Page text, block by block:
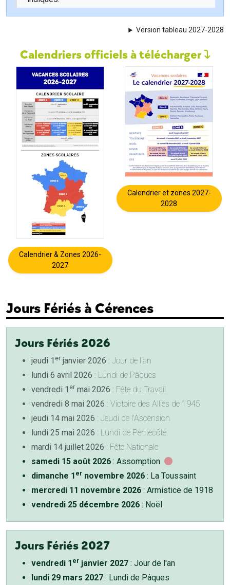
Version tableau 2027-2028
Calendriers officiels à télécharger
Calendrier & Zones 2026-
2027
Calendrier et zones 2027-
2028
Jours Fériés à Cérences
Jours Fériés 2026
jeudi 1 er janvier 2026 : Jour de l'an
lundi 6 avril 2026 : Lundi de Pâques
vendredi 1 er mai 2026 : Fête du Travail
vendredi 8 mai 2026 : Victoire des Alliés de 1945
jeudi 14 mai 2026 : Jeudi de l'Ascension
lundi 25 mai 2026 : Lundi de Pentecôte
mardi 14 juillet 2026 : Fête Nationale
samedi 15 août 2026 : Assomption
dimanche 1 er novembre 2026 : La Toussaint
mercredi 11 novembre 2026 : Armistice de 1918
vendredi 25 décembre 2026 : Noël
Jours Fériés 2027
vendredi 1 er janvier 2027 : Jour de l'an
lundi 29 mars 2027 : Lundi de Pâques